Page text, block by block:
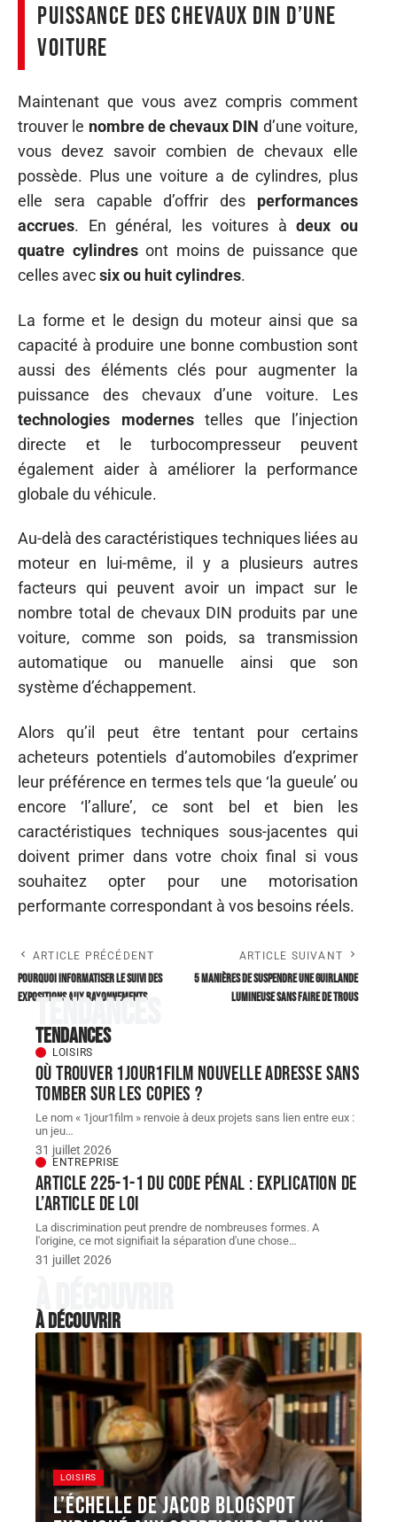
puissance des chevaux DIN d’une
voiture
Maintenant que vous avez compris comment
trouver le nombre de chevaux DIN d’une voiture,
vous devez savoir combien de chevaux elle
possède. Plus une voiture a de cylindres, plus
elle sera capable d’offrir des performances
accrues. En général, les voitures àdeux ou
quatre cylindresont moins de puissance que
celles avecsix ou huit cylindres.
La forme et le design du moteur ainsi que sa
capacité à produire une bonne combustion sont
aussi des éléments clés pour augmenter la
puissance des chevaux d’une voiture. Les
technologies modernestelles que l’injection
directe et le turbocompresseur peuvent
également aider à améliorer la performance
globale du véhicule.
Au-delà des caractéristiques techniques liées au
moteur en lui-même, il y a plusieurs autres
facteurs qui peuvent avoir un impact sur le
nombre total de chevaux DIN produits par une
voiture, comme son poids, sa transmission
automatique ou manuelle ainsi que son
système d’échappement.
Alors qu’il peut être tentant pour certains
acheteurs potentiels d’automobiles d’exprimer
leur préférence en termes tels que ‘la gueule’ ou
encore ‘l’allure’, ce sont bel et bien les
caractéristiques techniques sous-jacentes qui
doivent primer dans votre choix final si vous
souhaitez opter pour une motorisation
performante correspondant à vos besoins réels.
ARTICLE PRÉCÉDENT
Pourquoi informatiser le suivi des
expositions aux rayonnements
ARTICLE SUIVANT
5 manières de suspendre une guirlande
lumineuse sans faire de trous
Tendances
Tendances
LOISIRS
Où trouver 1jour1film nouvelle adresse sans
tomber sur les copies ?
Le nom « 1jour1film » renvoie à deux projets sans lien entre eux :
un jeu…
31 juillet 2026
ENTREPRISE
Article 225-1-1 du Code pénal : explication de
l’article de loi
La discrimination peut prendre de nombreuses formes. A
l'origine, ce mot signifiait la séparation d'une chose…
31 juillet 2026
À découvrir
À découvrir
LOISIRS
L’Échelle de Jacob Blogspot